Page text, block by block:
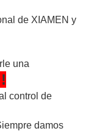
de XIAMEN y
una
control de
damos